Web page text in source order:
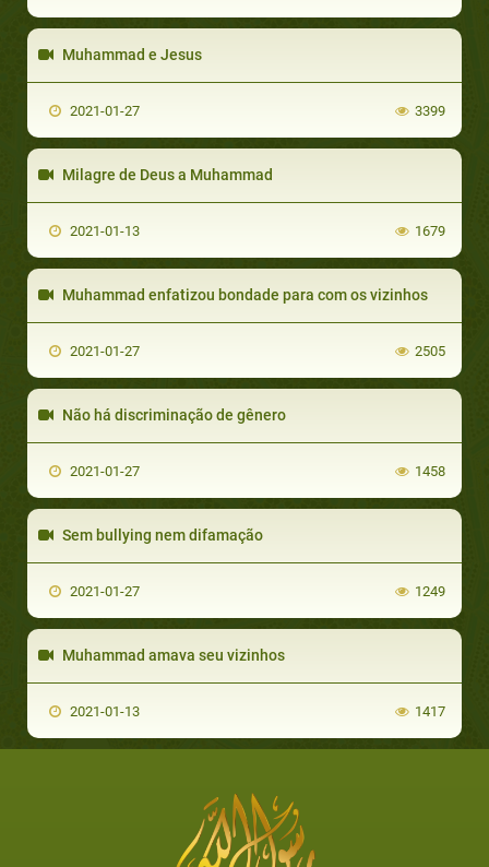
Muhammad e Jesus
2021-01-27 3399
Milagre de Deus a Muhammad
2021-01-13 1679
Muhammad enfatizou bondade para com os vizinhos
2021-01-27 2505
Não há discriminação de gênero
2021-01-27 1458
Sem bullying nem difamação
2021-01-27 1249
Muhammad amava seu vizinhos
2021-01-13 1417